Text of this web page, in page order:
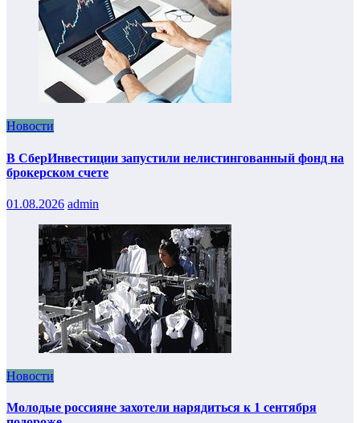
Новости
В СберИнвестиции запустили нелистингованный фонд на
брокерском счете
01.08.2026 admin
Новости
Молодые россияне захотели нарядиться к 1 сентября